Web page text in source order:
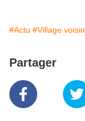
#Actu #Village voisin
Partager